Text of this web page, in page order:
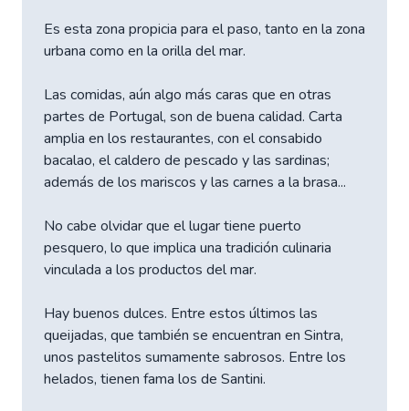
Es esta zona propicia para el paso, tanto en la zona
urbana como en la orilla del mar.
Las comidas, aún algo más caras que en otras
partes de Portugal, son de buena calidad. Carta
amplia en los restaurantes, con el consabido
bacalao, el caldero de pescado y las sardinas;
además de los mariscos y las carnes a la brasa...
No cabe olvidar que el lugar tiene puerto
pesquero, lo que implica una tradición culinaria
vinculada a los productos del mar.
Hay buenos dulces. Entre estos últimos las
queijadas, que también se encuentran en Sintra,
unos pastelitos sumamente sabrosos. Entre los
helados, tienen fama los de Santini.